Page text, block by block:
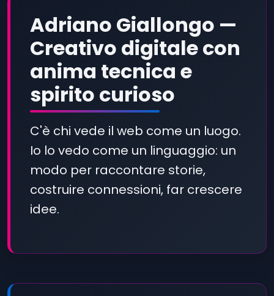
Adriano Giallongo —
Creativo digitale con
anima tecnica e
spirito curioso
C'è chi vede il web come un luogo.
Io lo vedo come un linguaggio: un
modo per raccontare storie,
costruire connessioni, far crescere
idee.